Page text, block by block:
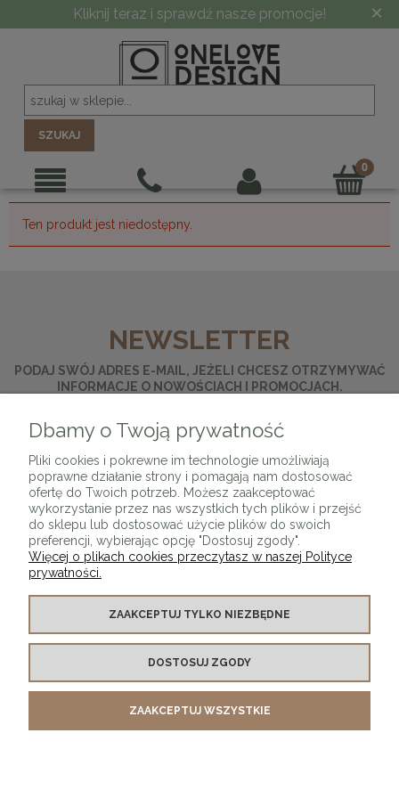
Kliknij teraz i sprawdź nasze promocje! ×
SZUKAJ
Ten produkt jest niedostępny.
NEWSLETTER
PODAJ SWÓJ ADRES E-MAIL, JEŻELI CHCESZ OTRZYMYWAĆ
INFORMACJE O NOWOŚCIACH I PROMOCJACH.
KONTAKT Z NAMI
MOJE KONTO
Dbamy o Twoją prywatność
Pliki cookies i pokrewne im technologie umożliwiają
poprawne działanie strony i pomagają nam dostosować
ofertę do Twoich potrzeb. Możesz zaakceptować
wykorzystanie przez nas wszystkich tych plików i przejść
do sklepu lub dostosować użycie plików do swoich
preferencji, wybierając opcję "Dostosuj zgody".
Więcej o plikach cookies przeczytasz w naszej Polityce
prywatności.
ZAAKCEPTUJ TYLKO NIEZBĘDNE
DOSTOSUJ ZGODY
ZAAKCEPTUJ WSZYSTKIE